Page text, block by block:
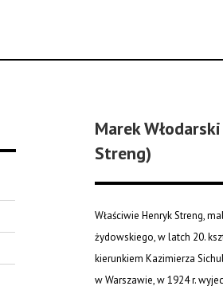
Marek
Streng)
Właściwie Henryk Streng,
żydowskiego, w latch 20.
kierunkiem Kazimierza
w Warszawie, w 1924 r.